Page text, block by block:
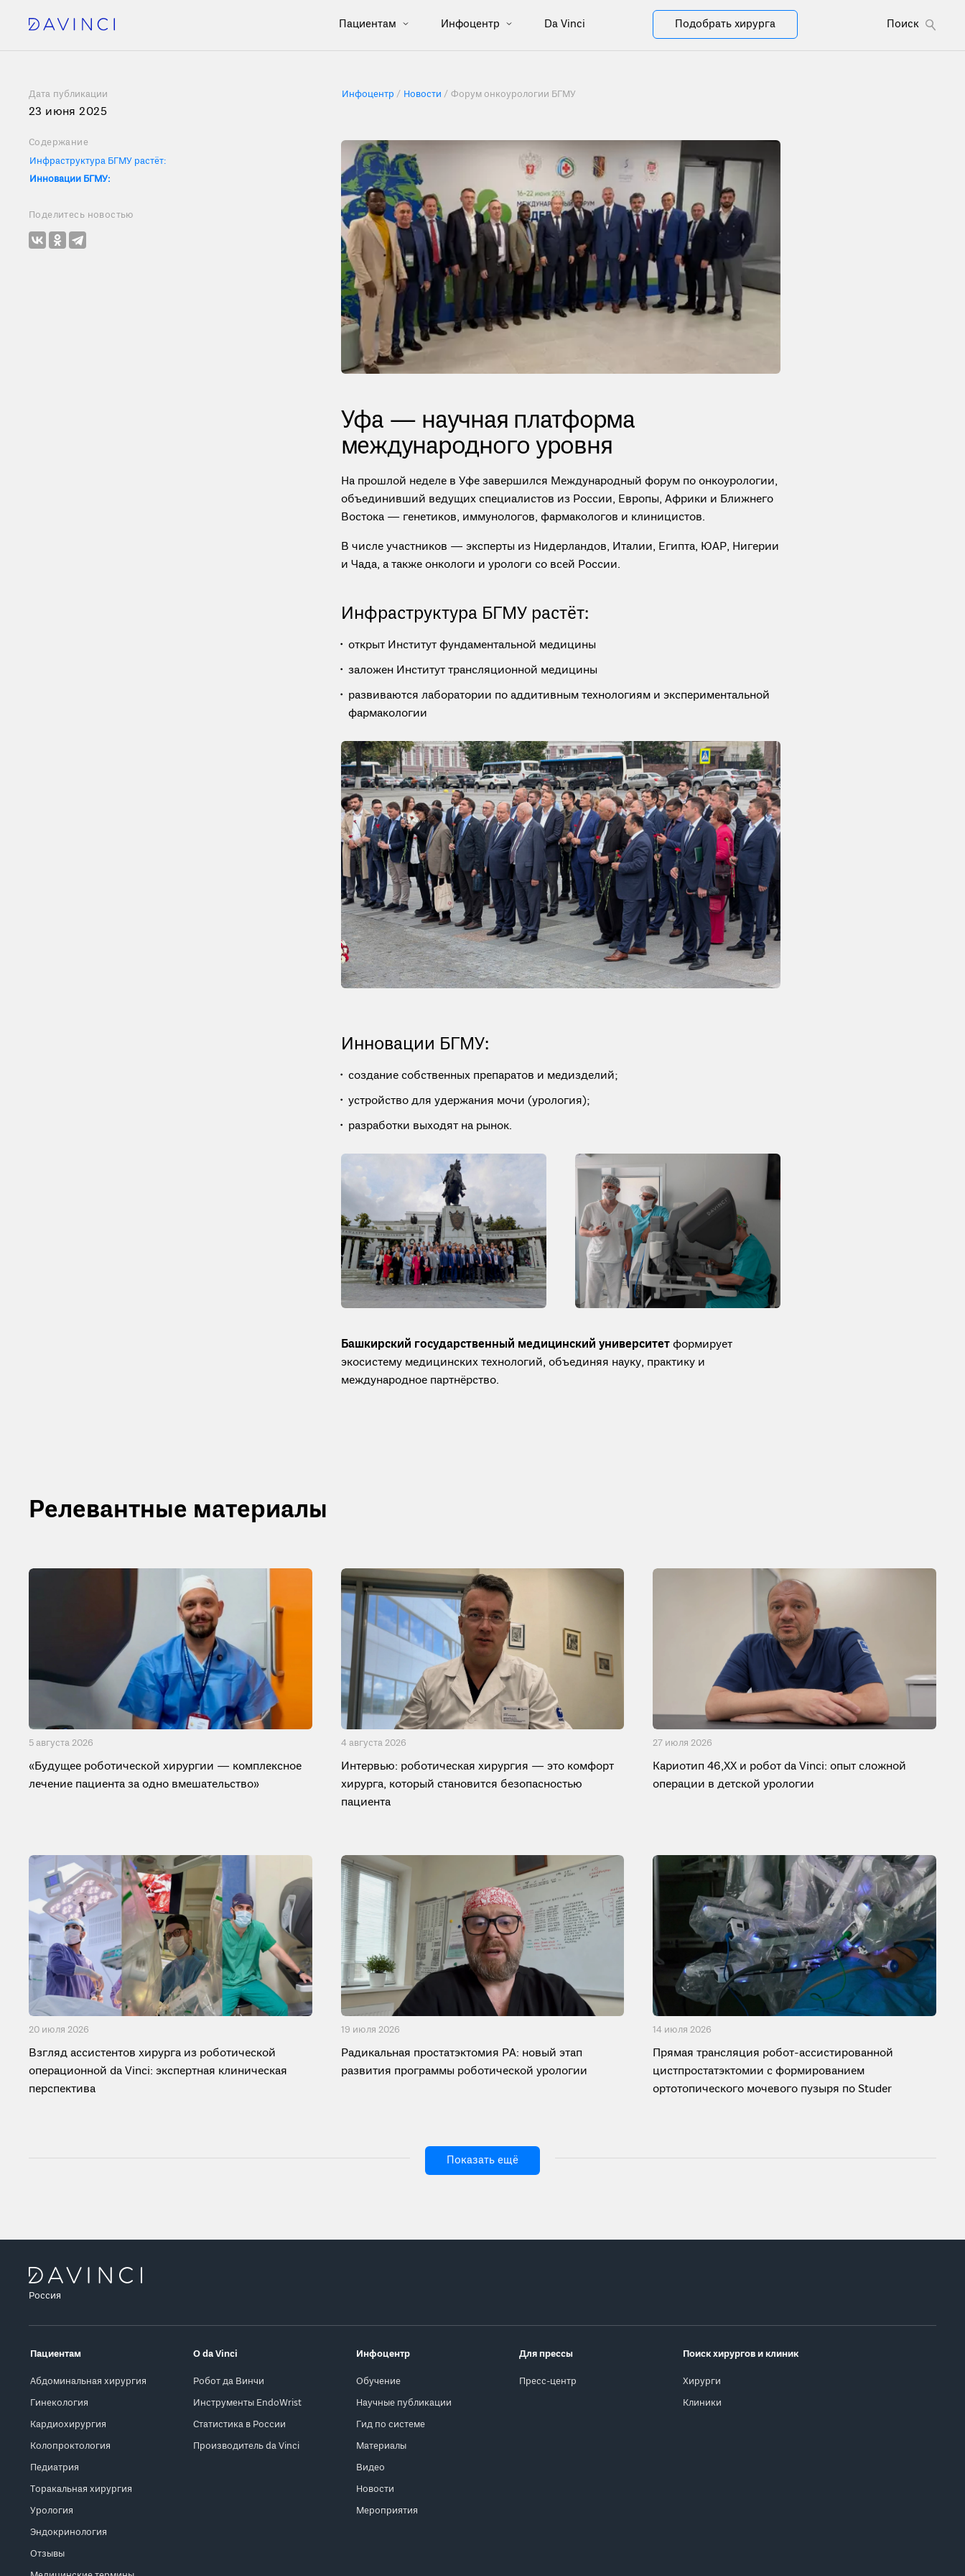
Пациентам Инфоцентр Da Vinci Подобрать хирурга Поиск
Инфоцентр Новости Форум онкоурологии БГМУ
Дата публикации
23 июня 2025
Содержание
Инфраструктура БГМУ растёт:
Инновации БГМУ:
Поделитесь новостью
Уфа — научная платформа
международного уровня
На прошлой неделе в Уфе завершился Международный форум по онкоурологии,
объединивший ведущих специалистов из России, Европы, Африки и Ближнего
Востока — генетиков, иммунологов, фармакологов и клиницистов.
В числе участников — эксперты из Нидерландов, Италии, Египта, ЮАР, Нигерии
и Чада, а также онкологи и урологи со всей России.
Инфраструктура БГМУ растёт:
открыт Институт фундаментальной медицины
заложен Институт трансляционной медицины
развиваются лаборатории по аддитивным технологиям и экспериментальной
фармакологии
Инновации БГМУ:
создание собственных препаратов и медизделий;
устройство для удержания мочи (урология);
разработки выходят на рынок.
Башкирский государственный медицинский университетформирует
экосистему медицинских технологий, объединяя науку, практику и
международное партнёрство.
Релевантные материалы
5 августа 2026
«Будущее роботической хирургии — комплексное
лечение пациента за одно вмешательство»
4 августа 2026
Интервью: роботическая хирургия — это комфорт
хирурга, который становится безопасностью
пациента
27 июля 2026
Кариотип 46,XX и робот da Vinci: опыт сложной
операции в детской урологии
20 июля 2026
Взгляд ассистентов хирурга из роботической
операционной da Vinci: экспертная клиническая
перспектива
19 июля 2026
Радикальная простатэктомия РА: новый этап
развития программы роботической урологии
14 июля 2026
Прямая трансляция робот-ассистированной
цистпростатэктомии с формированием
ортотопического мочевого пузыря по Studer
Показать ещё
Россия
Пациентам
Абдоминальная хирургия
Гинекология
Кардиохирургия
Колопроктология
Педиатрия
Торакальная хирургия
Урология
Эндокринология
Отзывы
О da Vinci
Робот да Винчи
Инструменты EndoWrist
Статистика в России
Производитель da Vinci
Инфоцентр
Обучение
Научные публикации
Гид по системе
Материалы
Видео
Новости
Мероприятия
Для прессы
Пресс-центр
Поиск хирургов и клиник
Хирурги
Клиники